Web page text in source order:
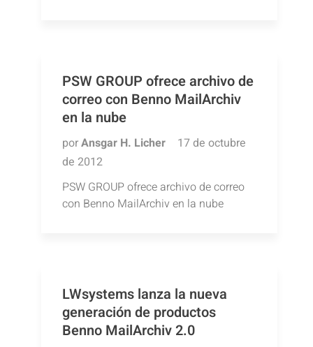
PSW GROUP ofrece archivo de
correo con Benno MailArchiv
en la nube
porAnsgar H. Licher
17 de octubre
de 2012
PSW GROUP ofrece archivo de correo
con Benno MailArchiv en la nube
LWsystems lanza la nueva
generación de productos
Benno MailArchiv 2.0